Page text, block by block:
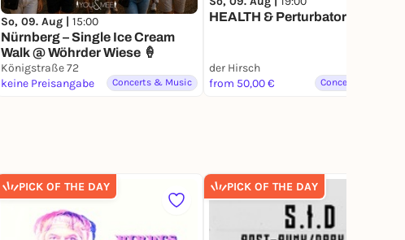
So, 09. Aug | 15:00
Nürnberg – Single Ice Cream
Walk @ Wöhrder Wiese 🍦
Königstraße 72
keine Preisangabe
Concerts & Music
HEALTH & Perturbator
der Hirsch
from 50,00 €
Concerts & Music
PICK OF THE DAY PICK OF THE DAY